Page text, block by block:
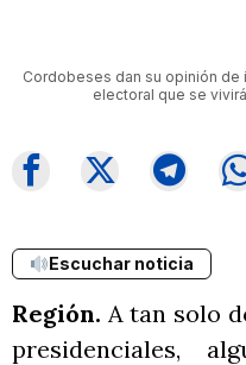
Cordobeses dan su opinión
electoral que se
Escuchar noticia
Región. A tan solo
presidenciales,